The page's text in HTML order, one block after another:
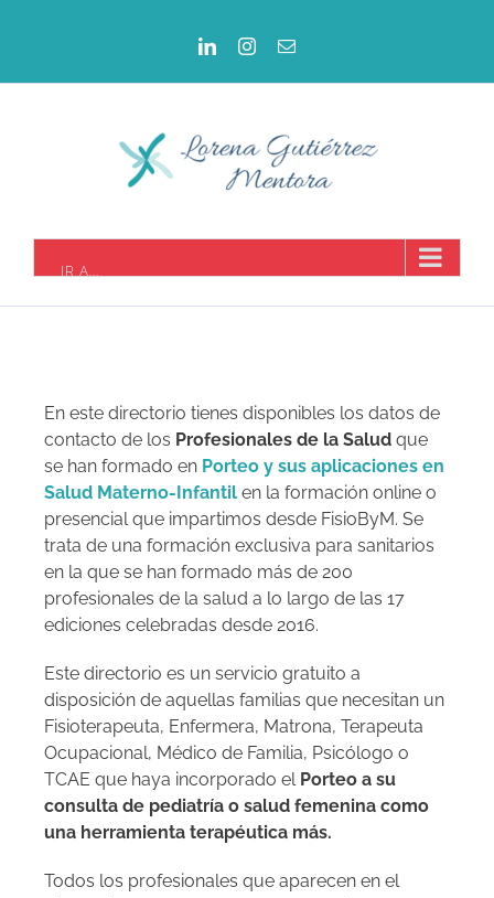
IR A...
En este directorio tienes disponibles los datos de
contacto de los Profesionales de la Salud que
se han formado en Porteo y sus aplicaciones en
Salud Materno-Infantil en la formación online o
presencial que impartimos desde FisioByM. Se
trata de una formación exclusiva para sanitarios
en la que se han formado más de 200
profesionales de la salud a lo largo de las 17
ediciones celebradas desde 2016.
Este directorio es un servicio gratuito a
disposición de aquellas familias que necesitan un
Fisioterapeuta, Enfermera, Matrona, Terapeuta
Ocupacional, Médico de Familia, Psicólogo o
TCAE que haya incorporado el Porteo a su
consulta de pediatría o salud femenina como
una herramienta terapéutica más.
Todos los profesionales que aparecen en el